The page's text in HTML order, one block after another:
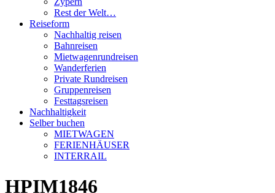
Rest der Welt…
Reiseform
Nachhaltig reisen
Bahnreisen
Mietwagenrundreisen
Wanderferien
Private Rundreisen
Gruppenreisen
Festtagsreisen
Nachhaltigkeit
Selber buchen
MIETWAGEN
FERIENHÄUSER
INTERRAIL
HPIM1846